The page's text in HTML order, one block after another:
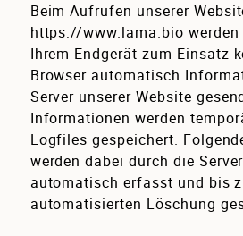
Beim Aufrufen unserer
https://www.lama.bio
Ihrem Endgerät zum Einsatz
Browser automatisch
Server unserer Website
Informationen werden
Logfiles gespeichert.
werden dabei durch die
automatisch erfasst und bis
automatisierten Löschung